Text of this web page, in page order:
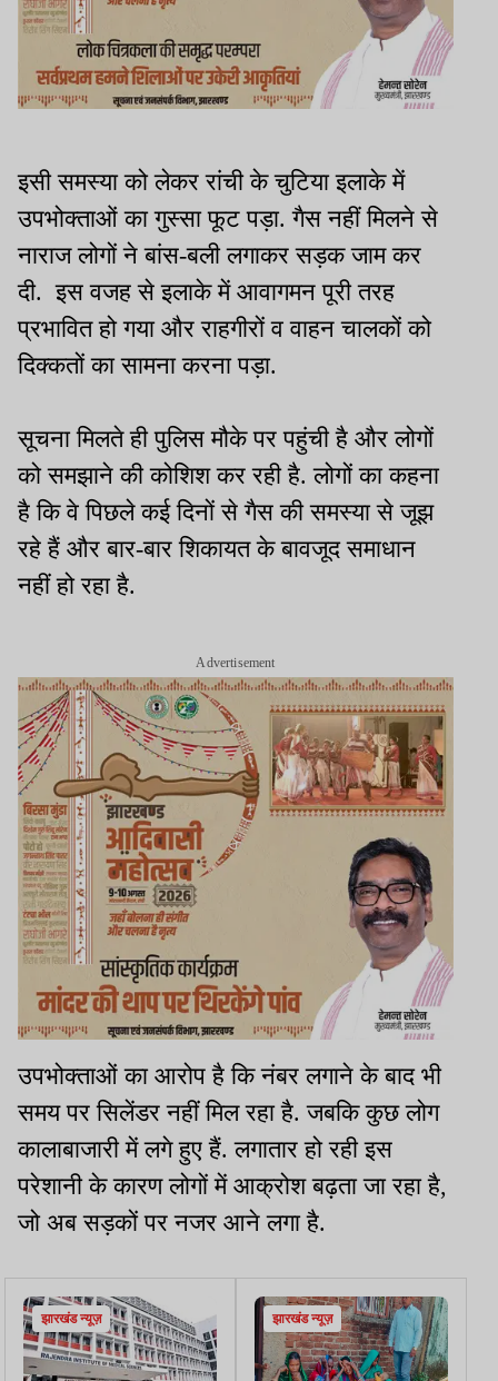
इसी समस्या को लेकर रांची के चुटिया इलाके में
उपभोक्ताओं का गुस्सा फूट पड़ा. गैस नहीं मिलने से
नाराज लोगों ने बांस-बली लगाकर सड़क जाम कर
दी. इस वजह से इलाके में आवागमन पूरी तरह
प्रभावित हो गया और राहगीरों व वाहन चालकों को
दिक्कतों का सामना करना पड़ा.
सूचना मिलते ही पुलिस मौके पर पहुंची है और लोगों
को समझाने की कोशिश कर रही है. लोगों का कहना
है कि वे पिछले कई दिनों से गैस की समस्या से जूझ
रहे हैं और बार-बार शिकायत के बावजूद समाधान
नहीं हो रहा है.
Advertisement
उपभोक्ताओं का आरोप है कि नंबर लगाने के बाद भी
समय पर सिलेंडर नहीं मिल रहा है. जबकि कुछ लोग
कालाबाजारी में लगे हुए हैं. लगातार हो रही इस
परेशानी के कारण लोगों में आक्रोश बढ़ता जा रहा है,
जो अब सड़कों पर नजर आने लगा है.
झारखंड न्यूज़ झारखंड न्यूज़